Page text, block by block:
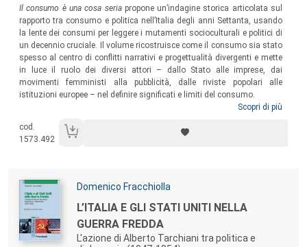
Il consumo è una cosa seriapropone un’indagine storica articolata sul
rapporto tra consumo e politica nell’Italia degli anni Settanta, usando
la lente dei consumi per leggere i mutamenti socioculturali e politici di
un decennio cruciale. Il volume ricostruisce come il consumo sia stato
spesso al centro di conflitti narrativi e progettualità divergenti e mette
in luce il ruolo dei diversi attori – dallo Stato alle imprese, dai
movimenti femministi alla pubblicità, dalle riviste popolari alle
istituzioni europee – nel definire significati e limiti del consumo.
Scopri di più
cod.
1573.492
Autori:
Domenico Fracchiolla
Titolo:
L’ITALIA E GLI STATI UNITI NELLA
GUERRA FREDDA
L'azione di Alberto Tarchiani tra politica e